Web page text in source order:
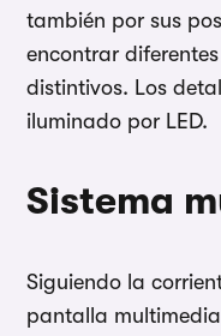
también por sus
encontrar
distintivos. Los
iluminado por LED.
Sistema
Siguiendo la
pantalla